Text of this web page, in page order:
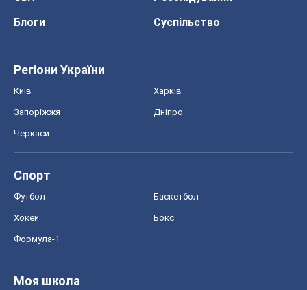
Блоги
Суспільство
Регіони України
Київ Харків
Запоріжжя Дніпро
Черкаси
Спорт
Футбол Баскетбол
Хокей Бокс
Формула-1
Моя школа